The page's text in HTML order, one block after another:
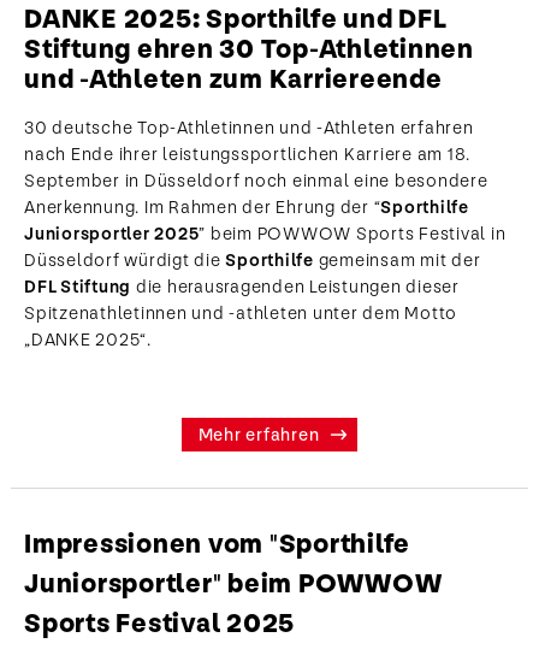
DANKE 2025: Sporthilfe und DFL
Stiftung ehren 30 Top-Athletinnen
und -Athleten zum Karriereende
30 deutsche Top-Athletinnen und -Athleten erfahren
nach Ende ihrer leistungssportlichen Karriere am 18.
September in Düsseldorf noch einmal eine besondere
Anerkennung. Im Rahmen der Ehrung der “Sporthilfe
Juniorsportler 2025” beim POWWOW Sports Festival in
Düsseldorf würdigt dieSporthilfe gemeinsam mit der
DFL Stiftung die herausragenden Leistungen dieser
Spitzenathletinnen und -athleten unter dem Motto
„DANKE 2025“.
Mehr erfahren
Impressionen vom "Sporthilfe
Juniorsportler" beim POWWOW
Sports Festival 2025